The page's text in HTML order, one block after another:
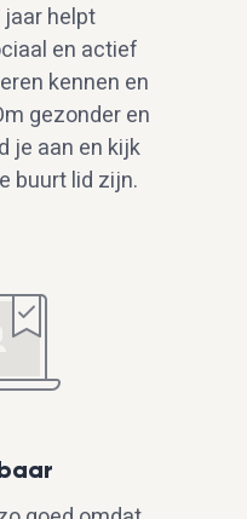
helpt
en actief
kennen en
gezonder en
je aan en kijk
buurt lid zijn.